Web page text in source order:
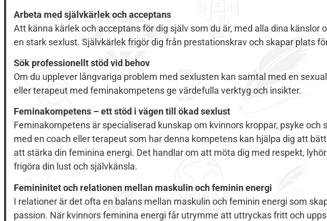
Arbeta med självkärlek och acceptans
Att känna kärlek och acceptans för dig själv som du är, med alla dina känslor
en stark sexlust. Självkärlek frigör dig från prestationskrav och skapar plats
Sök professionellt stöd vid behov
Om du upplever långvariga problem med sexlusten kan samtal med en
eller terapeut med feminakompetens ge värdefulla verktyg och insikter.
Feminakompetens – ett stöd i vägen till ökad sexlust
Feminakompetens är specialiserad kunskap om kvinnors kroppar, psyke och
med en coach eller terapeut som har denna kompetens kan hjälpa dig att
att stärka din feminina energi. Det handlar om att möta dig med respekt,
frigöra din lust och självkänsla.
Femininitet och relationen mellan maskulin och feminin energi
I relationer är det ofta en balans mellan maskulin och feminin energi som
passion. När kvinnors feminina energi får utrymme att uttryckas fritt och